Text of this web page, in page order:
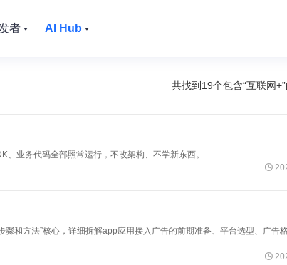
者 AI Hub
共找到19个包含“互联网+
业务代码全部照常运行，不改架构、不学新东西。

和方法”核心，详细拆解app应用接入广告的前期准备、平台选型、广告
